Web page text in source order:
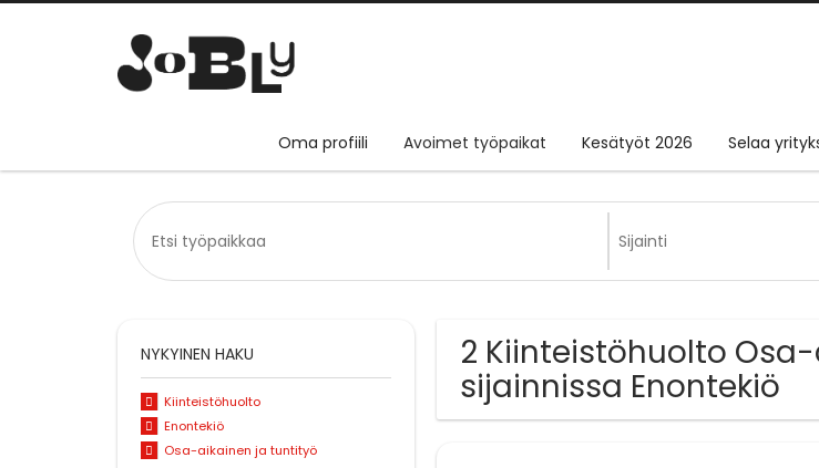
Oma profiili Avoimet työpaikat Kesätyöt 2026 Selaa
2 Kiinteistöhuolto
sijainnissa Enontekiö
NYKYINEN HAKU
Kiinteistöhuolto
Enontekiö
Osa-aikainen ja tuntityö